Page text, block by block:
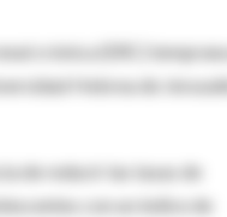
crónica (ERC)
Hebrea de
de reducir las tasas de
con un índice de